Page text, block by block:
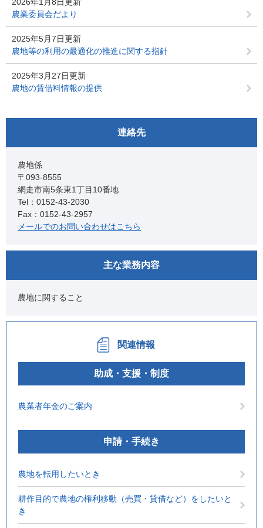
農業委員会だより
2025年5月7日更新
農地等の利用の最適化の推進に関する指針
2025年3月27日更新
農地の賃借料情報の提供
連絡先
農地係
〒093-8555
網走市南5条東1丁目10番地
Tel：0152-43-2030
Fax：0152-43-2957
メールでのお問い合わせはこちら
主な業務内容
農地に関すること
関連情報
助成・支援・制度
農業者年金のご案内
申請・手続き
農地を転用したいとき
耕作目的で農地の権利移動（売買・貸借など）をしたいと
き